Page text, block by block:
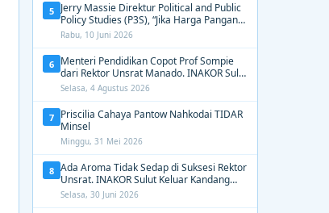
5 Jerry Massie Direktur Political and Public
Policy Studies (P3S), “Jika Harga Pangan
Tak Terkendali, Zulhas dan Budi Santoso
Tak Layak Dipertahankan”
Rabu, 10 Juni 2026
6 Menteri Pendidikan Copot Prof Sompie
dari Rektor Unsrat Manado. INAKOR Sulut
Kawal Unsur Pidana dan Siap Bongkar
Aroma Busuk di Suksesi Rektor
Selasa, 4 Agustus 2026
7 Priscilia Cahaya Pantow Nahkodai TIDAR
Minsel
Minggu, 31 Mei 2026
8 Ada Aroma Tidak Sedap di Suksesi Rektor
Unsrat. INAKOR Sulut Keluar Kandang
Kawal Proses Seleksi
Selasa, 30 Juni 2026